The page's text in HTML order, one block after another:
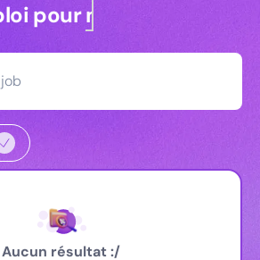
pourmanagers
Aucun résultat :/